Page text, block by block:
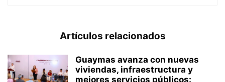
Artículos relacionados
Guaymas avanza con nuevas
viviendas, infraestructura y
mejores servicios públicos: